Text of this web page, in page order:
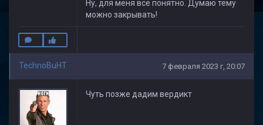
Ну, для меня все понятно. Думаю тему
можно закрывать!
TechnoBuHT 7 февраля 2023 г, 20:07
Чуть позже дадим вердикт